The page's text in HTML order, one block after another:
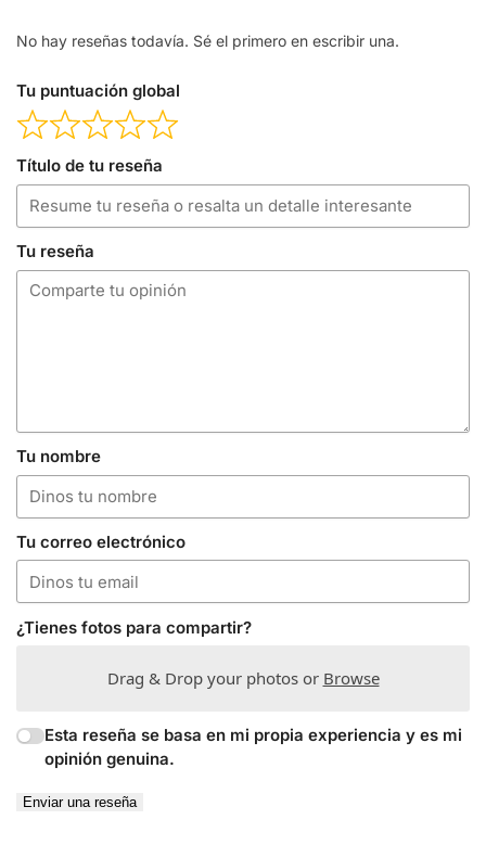
No hay reseñas todavía. Sé el primero en escribir una.
Tu puntuación global
Título de tu reseña
Tu reseña
Tu nombre
Tu correo electrónico
¿Tienes fotos para compartir?
Drag & Drop your photos or Browse
Esta reseña se basa en mi propia experiencia y es mi
opinión genuina.
Enviar una reseña